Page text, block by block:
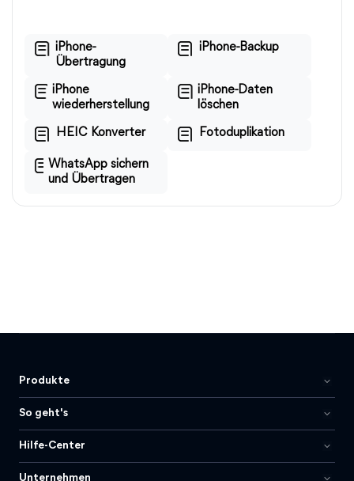
iPhone-
Übertragung
iPhone-Backup
iPhone
wiederherstellung
iPhone-Daten
löschen
HEIC Konverter Fotoduplikation
WhatsApp sichern
und Übertragen
Produkte
So geht's
Hilfe-Center
Unternehmen